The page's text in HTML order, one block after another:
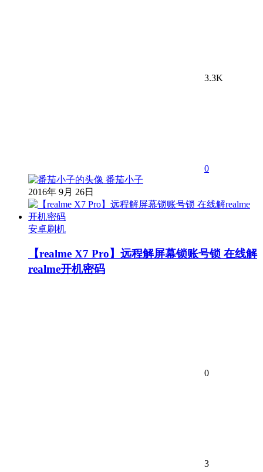
3.3K
0
番茄小子
2016年 9月 26日
安卓刷机
【realme X7 Pro】远程解屏幕锁账号锁 在线解
realme开机密码
0
3